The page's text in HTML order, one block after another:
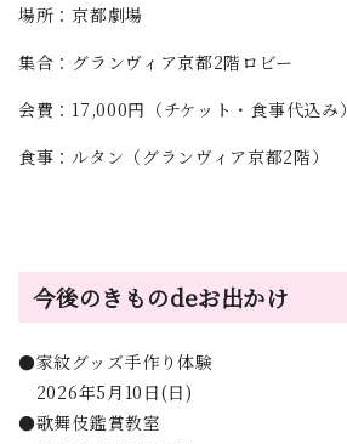
場所：京都劇場
集合：グランヴィア京都2階ロビー
会費：17,000円（チケット・食事代込み）
食事：ルタン（グランヴィア京都2階）
今後のきものdeお出かけ
●家紋グッズ手作り体験
2026年5月10日(日)
●歌舞伎鑑賞教室